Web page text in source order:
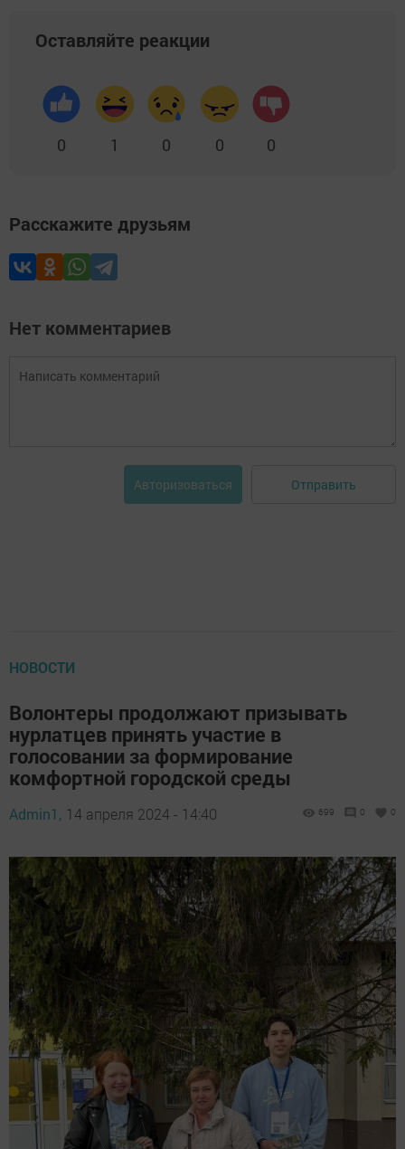
Оставляйте реакции
0 1 0 0 0
Расскажите друзьям
Нет комментариев
Авторизоваться Отправить
НОВОСТИ
Волонтеры продолжают призывать
нурлатцев принять участие в
голосовании за формирование
комфортной городской среды
Admin1, 14 апреля 2024 - 14:40 699 0 0